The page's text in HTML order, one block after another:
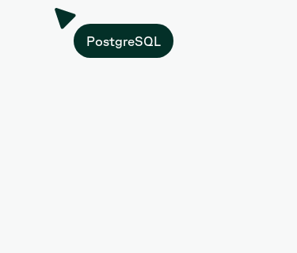
PostgreSQL